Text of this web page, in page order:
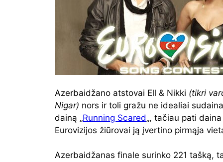
Azerbaidžano atstovai Ell & Nikki (tikri
Nigar) nors ir toli gražu ne idealiai
dainą „Running Scared„, tačiau pati
Eurovizijos žiūrovai ją įvertino pirmąja
Azerbaidžanas finale surinko 221 tašką,